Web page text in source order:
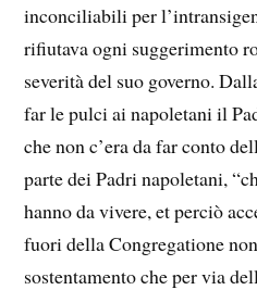
inconciliabili per
rifiutava ogni suggerimento
severità del suo governo.
far le pulci ai napoletani il
che non c’era da far conto
parte dei Padri napoletani,
hanno da vivere, et perciò
fuori della Congregatione
sostentamento che per via